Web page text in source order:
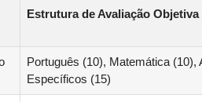
Estrutura de Avaliação Objetiva
Português (10), Matemática (10),
Específicos (15)